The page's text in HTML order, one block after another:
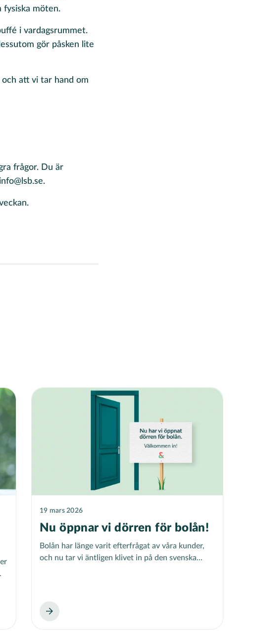
fysiska möten.
i vardagsrummet.
gör påsken lite
att vi tar hand om
frågor. Du är
19 mars 2026
Nu öppnar vi dörren för bolån!
Bolån har länge varit efterfrågat av våra kunder,
och nu tar vi äntligen klivet in på den svenska...